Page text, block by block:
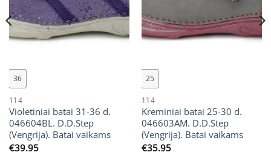
36
114
Violetiniai batai 31-36 d.
046604BL. D.D.Step
(Vengrija). Batai vaikams
€39.95
25
114
Kreminiai batai 25-30 d.
046603AM. D.D.Step
(Vengrija). Batai vaikams
€35.95